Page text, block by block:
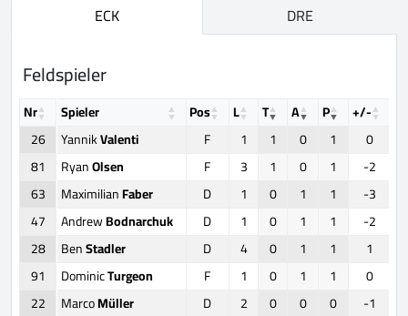
ECK DRE
Feldspieler
Nr Spieler Pos L T A P +/-
26
YannikValenti F 1 1 0 1
0
81
RyanOlsen F 3 1 0 1
-2
63
MaximilianFaber D 1 0 1 1
-3
47
AndrewBodnarchuk D 1 0 1 1
-2
28
BenStadler D 4 0 1 1
1
91
DominicTurgeon F 1 0 1 1 0
22
MarcoMüller D 2 0 0 0
-1